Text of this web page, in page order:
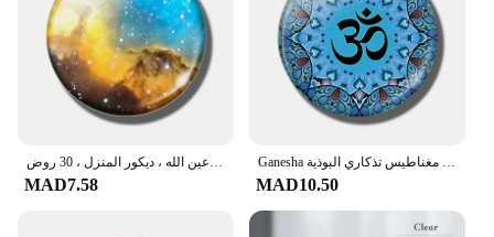
ملصقات مغناطيسية للثلاجة من الزجاج المستدير كابوشون ، مغناطيس صديق ثلاثي الأبعاد ، هدية استكشاف كونية لسديم عين الله ، ديكور المنزل ، 30 روض
MAD7.58
Ganesha الثلاجة مغناطيس تذكاري البوذية Sakyamuni الهندي الله شيفا اليوغا Om 30 مللي متر الزجاج كابوشون المغناطيسي الثلاجة ملصقات
MAD10.50